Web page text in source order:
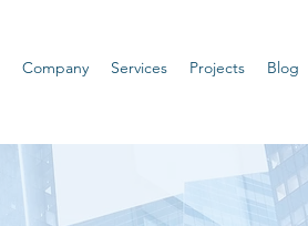
Company Services Projects Blog